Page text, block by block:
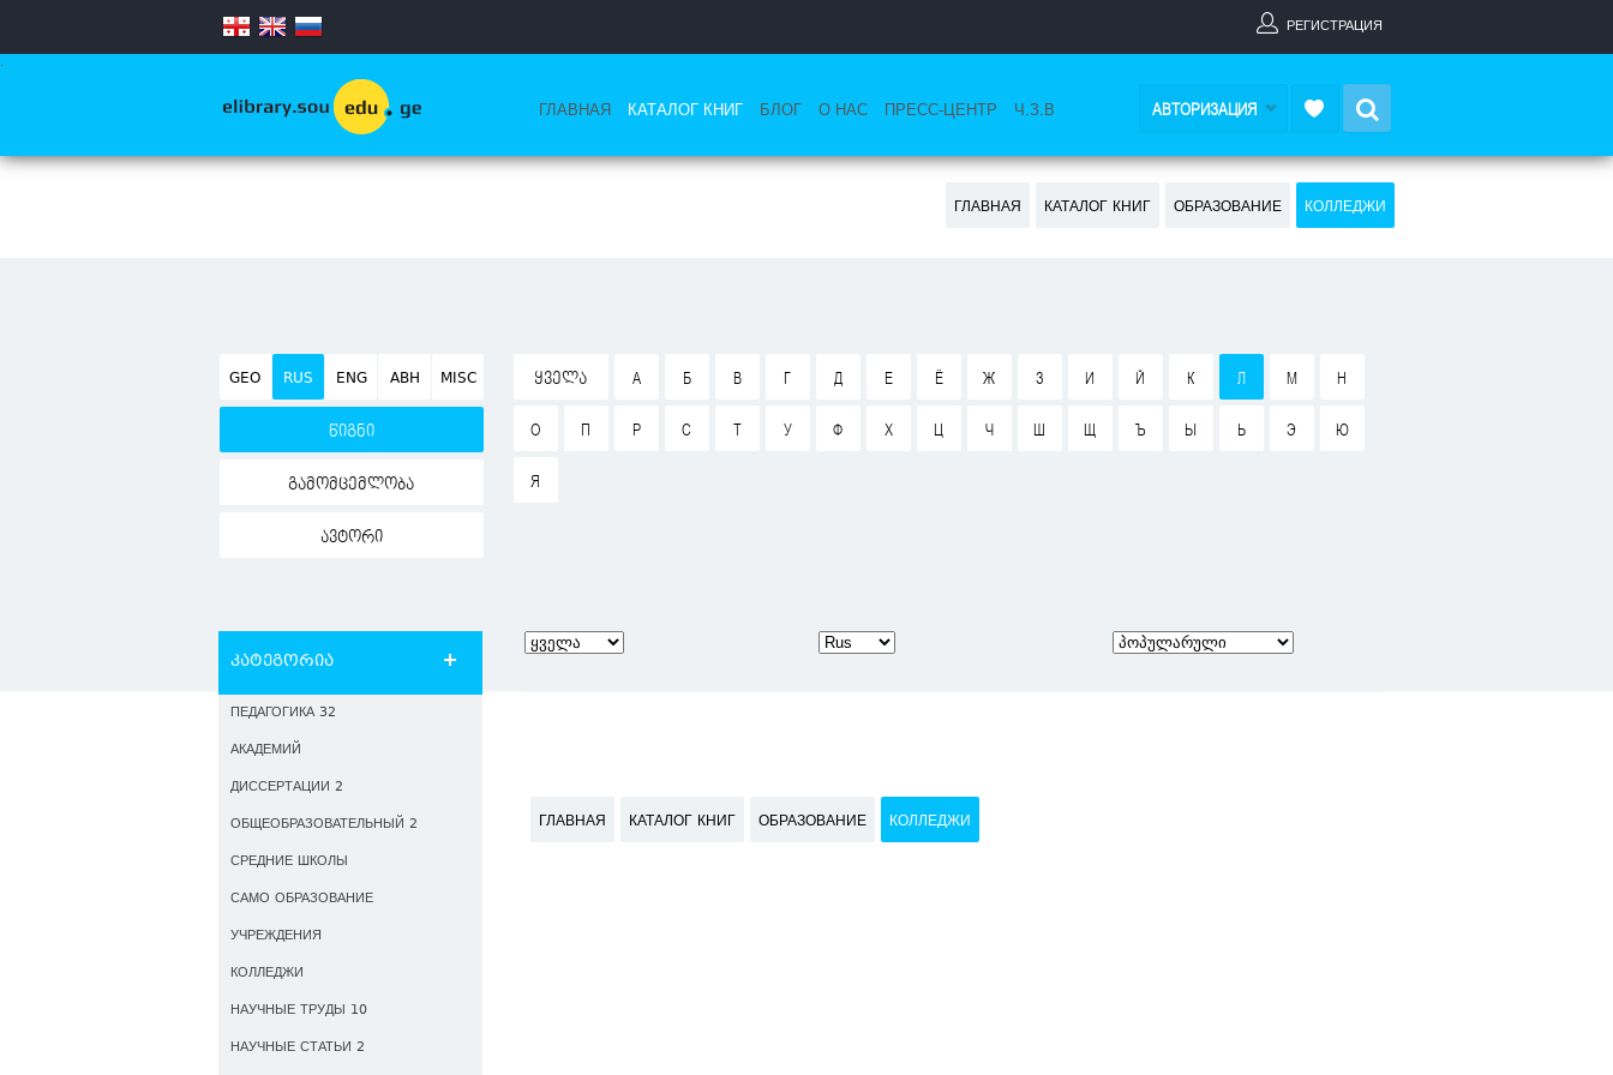
РЕГИСТРАЦИЯ
.
ГЛАВНАЯ КАТАЛОГ КНИГ БЛОГ О НАС ПРЕСС-ЦЕНТР Ч.З.В АВТОРИЗАЦИЯ
ГЛАВНАЯ КАТАЛОГ КНИГ ОБРАЗОВАНИЕ КОЛЛЕДЖИ
GEO RUS ENG ABH MISC
წიგნი
გამომცემლობა
ავტორი
ᲧᲕᲔᲚᲐ А Б В Г Д Е Ё Ж З И Й К Л М Н
О П Р С Т У Ф Х Ц Ч Ш Щ Ъ Ы Ь Э Ю
Я
კატეგორია
ПЕДАГОГИКА 32
АКАДЕМИЙ
ДИССЕРТАЦИИ 2
ОБЩЕОБРАЗОВАТЕЛЬНЫЙ 2
СРЕДНИЕ ШКОЛЫ
САМО ОБРАЗОВАНИЕ
УЧРЕЖДЕНИЯ
КОЛЛЕДЖИ
НАУЧНЫЕ ТРУДЫ 10
НАУЧНЫЕ СТАТЬИ 2
ГЛАВНАЯ КАТАЛОГ КНИГ ОБРАЗОВАНИЕ КОЛЛЕДЖИ